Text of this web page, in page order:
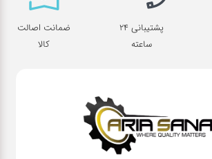
پشتیبانی 24
ساعته
ضمانت اصالت
کالا